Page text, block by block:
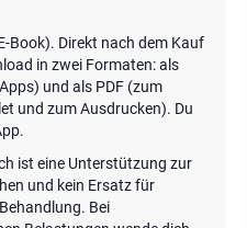
Book). Direkt nach dem Kauf
in zwei Formaten: als
und als PDF (zum
und zum Ausdrucken). Du
ist eine Unterstützung zur
und kein Ersatz für
Bei